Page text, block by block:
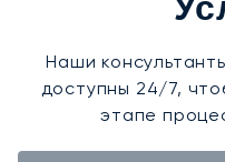
Наши
доступны 24/7,
этапе